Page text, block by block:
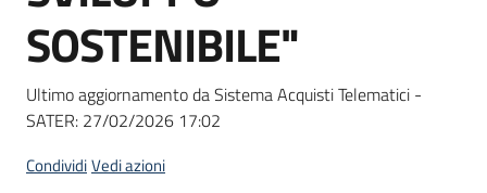
SOSTENIBILE"
Ultimo aggiornamento da Sistema Acquisti Telematici -
SATER: 27/02/2026 17:02
CondividiVedi azioni